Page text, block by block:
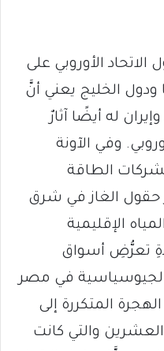
الأوروبي على
ودول الخليج يعني أنَّ
له أيضًا آثارٌ
وفي الآونة
لشركات الطاقة
حقول الغاز في شرق
الإقليمية
تعرُّضِ أسواق
الجيوسياسية في مصر
المتكررة إلى
والتي كانت